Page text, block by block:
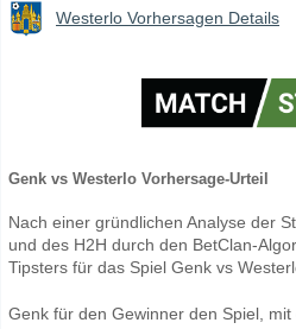
Westerlo Vorhersagen Details
Genk vs Westerlo Vorhersage-Urteil
Nach einer gründlichen Analyse der
und des H2H durch den BetClan-
Tipsters für das Spiel Genk vs
Genk für den Gewinner den Spiel,